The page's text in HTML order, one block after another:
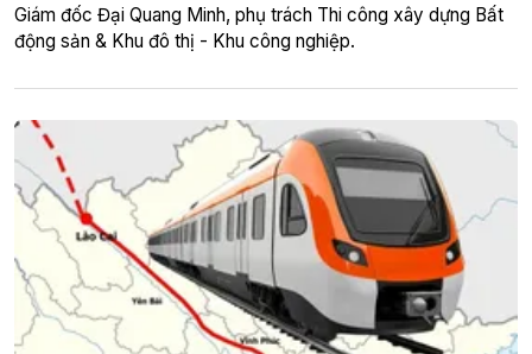
Giám đốc Đại Quang Minh, phụ trách Thi công xây dựng Bất
động sản & Khu đô thị - Khu công nghiệp.